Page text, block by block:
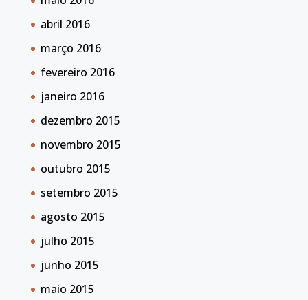
abril 2016
março 2016
fevereiro 2016
janeiro 2016
dezembro 2015
novembro 2015
outubro 2015
setembro 2015
agosto 2015
julho 2015
junho 2015
maio 2015